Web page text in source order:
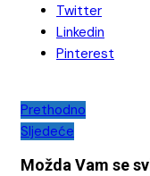
Twitter
Linkedin
Pinterest
Navigacija
objava
Prethodno
Sljedeće
Možda Vam se